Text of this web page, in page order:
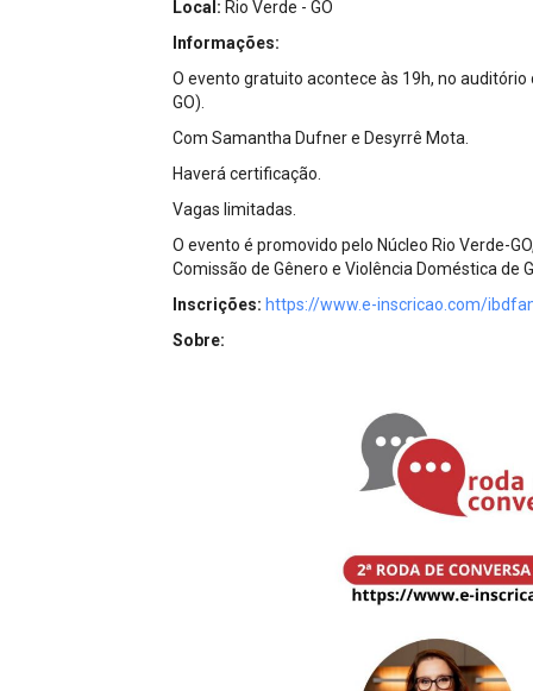
Alienação Parental
Local: Rio Verde - GO
Informações:
O evento gratuito acontece às 19h, no
GO).
Com Samantha Dufner e Desyrrê Mota.
Haverá certificação.
Vagas limitadas.
O evento é promovido pelo Núcleo Rio Verde-
Comissão de Gênero e Violência Doméstica de
Inscrições: https://www.e-inscricao.com/
Sobre: